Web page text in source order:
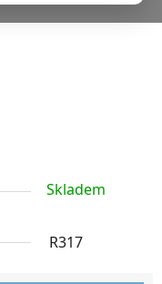
Skladem
R317